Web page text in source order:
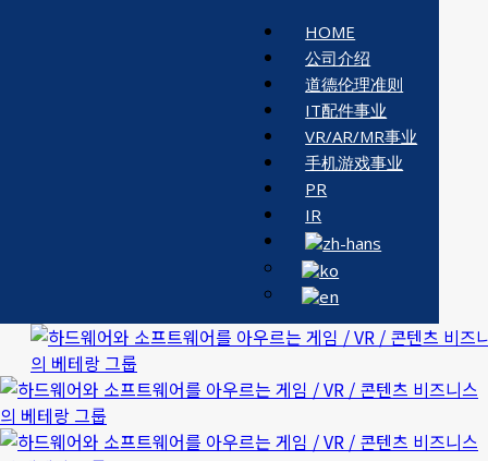
HOME
公司介绍
道德伦理准则
IT配件事业
VR/AR/MR事业
手机游戏事业
PR
IR